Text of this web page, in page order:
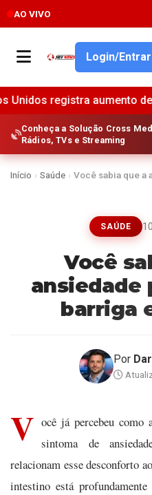
AO VIVO
Login/Entrar
registra aumento de US$
Conheça a Solução Cross
Rádios, TVs e Streaming
Início › Saúde › Você sabia que a
SAÚDE
Você
ansiedade
barriga
Por
V ocê já percebeu como
sintoma de
relacionam esse desconforto
intestino está